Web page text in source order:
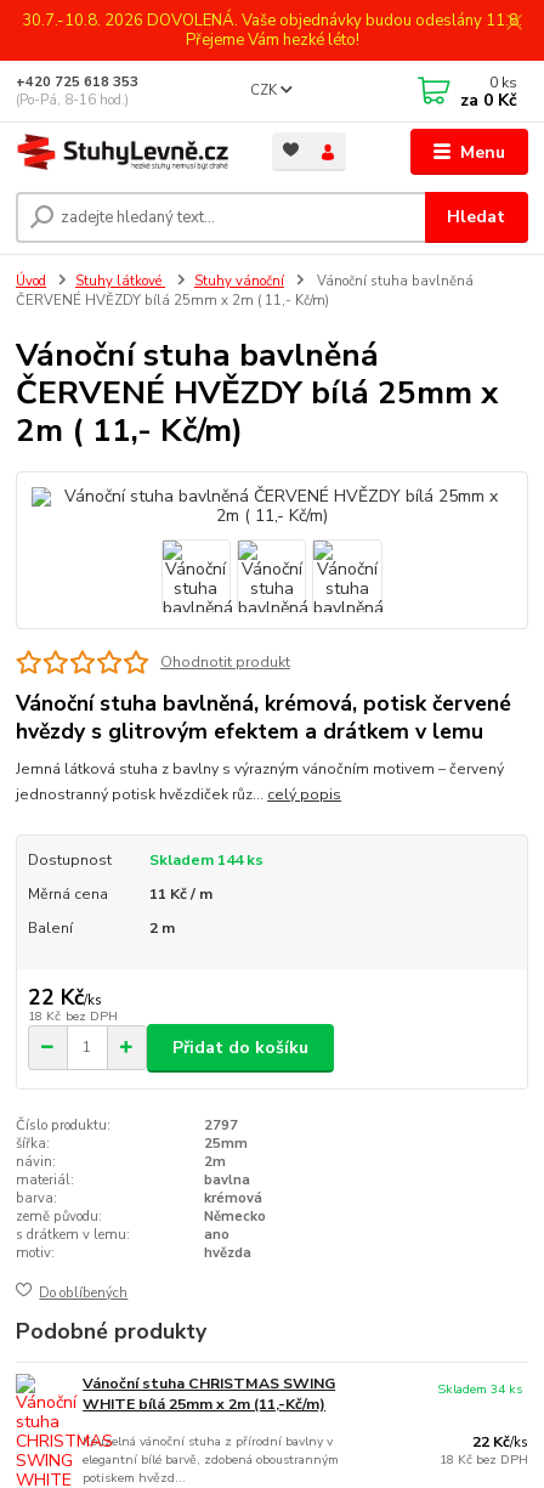
30.7.-10.8. 2026 DOVOLENÁ. Vaše objednávky budou odeslány 11.8.
Přejeme Vám hezké léto!
Menu
CZK
Hledat
+420 725 618 353
(Po-Pá, 8-16 hod.)
0 ks
za 0 Kč
Úvod Stuhy látkové Stuhy vánoční
Vánoční stuha bavlněná
ČERVENÉ HVĚZDY bílá 25mm x 2m ( 11,- Kč/m)
Vánoční stuha bavlněná
ČERVENÉ HVĚZDY bílá 25mm x
2m ( 11,- Kč/m)
Ohodnotit produkt
Vánoční stuha bavlněná, krémová, potisk červené
hvězdy s glitrovým efektem a drátkem v lemu
Jemná látková stuha z bavlny s výrazným vánočním motivem – červený
jednostranný potisk hvězdiček růz... celý popis
Dostupnost
Skladem 144 ks
Měrná cena
11 Kč / m
Balení
2 m
22 Kč/ks
18 Kč bez DPH
Přidat do košíku
Číslo produktu:
2797
šířka:
25mm
návin:
2m
materiál:
bavlna
barva:
krémová
země původu:
Německo
s drátkem v lemu:
ano
motiv:
hvězda
Do oblíbených
Podobné produkty
Vánoční stuha CHRISTMAS SWING
WHITE bílá 25mm x 2m (11,-Kč/m)
Kouzelná vánoční stuha z přírodní bavlny v
elegantní bílé barvě, zdobená oboustranným
potiskem hvězd...
22 Kč/ks
18 Kč bez DPH
Skladem 34 ks